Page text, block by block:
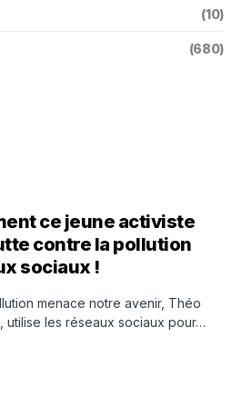
(10)
(680)
ce jeune activiste
contre la pollution
sociaux !
menace notre avenir, Théo
utilise les réseaux sociaux pour…